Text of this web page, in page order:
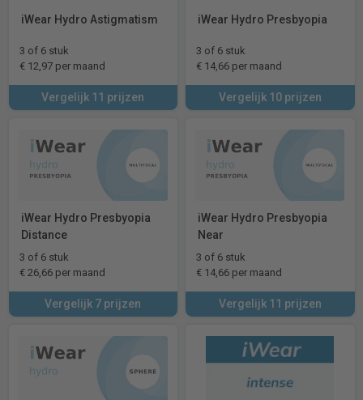
iWear Hydro Astigmatism
3 of 6 stuk
€ 12,97 per maand
Vergelijk 11 prijzen
iWear Hydro Presbyopia
3 of 6 stuk
€ 14,66 per maand
Vergelijk 10 prijzen
iWear Hydro Presbyopia
Distance
3 of 6 stuk
€ 26,66 per maand
Vergelijk 7 prijzen
iWear Hydro Presbyopia
Near
3 of 6 stuk
€ 14,66 per maand
Vergelijk 11 prijzen